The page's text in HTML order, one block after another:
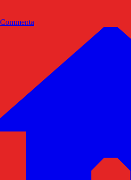
Commenta